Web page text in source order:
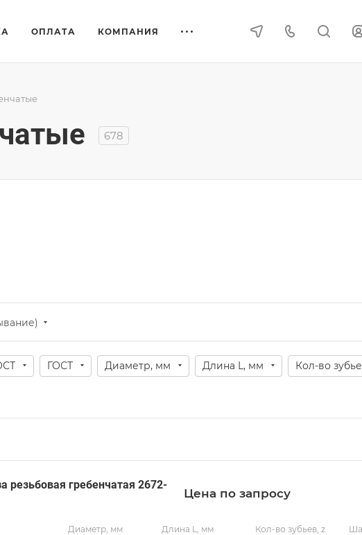
ОПЛАТА КОМПАНИЯ
678
ГОСТ Диаметр, мм Длина L, мм Кол-во
резьбовая гребенчатая 2672-
Цена по запросу
Диаметр, мм Длина L, мм Кол-во зубьев, z